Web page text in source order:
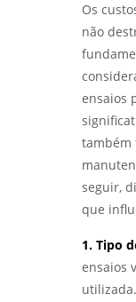
Os
não
ensaios
também
seguir,
que
1. Tipo
ensaios